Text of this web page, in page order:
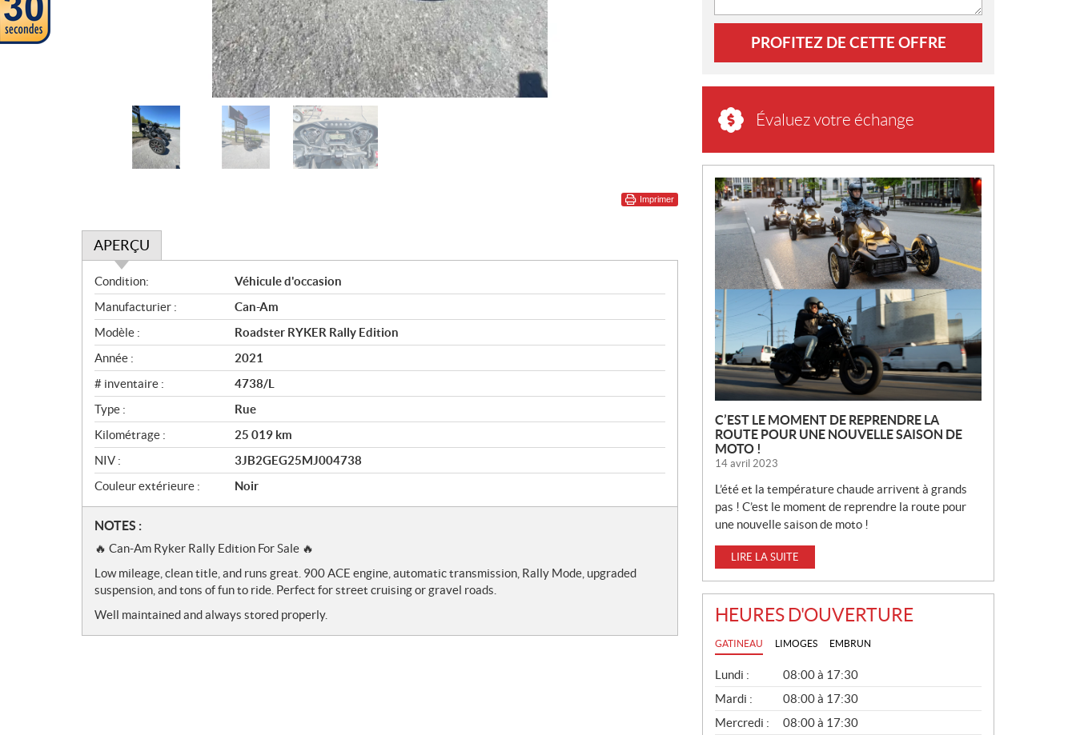
Imprimer
APERÇU
A
p
e
r
ç
u
Condition:
Véhicule d'occasion
Manufacturier :
Can-Am
Modèle :
Roadster RYKER Rally Edition
Année :
2021
# inventaire :
4738/L
Type :
Rue
Kilométrage :
25 019 km
NIV :
3JB2GEG25MJ004738
Couleur extérieure :
Noir
N
o
e
s
NOTES :
🔥 Can-Am Ryker Rally Edition For Sale 🔥
Low mileage, clean title, and runs great. 900 ACE engine, automatic transmission, Rally Mode, upgraded
suspension, and tons of fun to ride. Perfect for street cruising or gravel roads.
Well maintained and always stored properly.
PROFITEZ DE CETTE OFFRE
Évaluez votre échange
N
O
U
V
L
L
E
S
C’EST LE MOMENT DE REPRENDRE LA
ROUTE POUR UNE NOUVELLE SAISON DE
MOTO !
14 avril 2023
L’été et la température chaude arrivent à grands
pas ! C’est le moment de reprendre la route pour
une nouvelle saison de moto !
LIRE LA SUITE
HEURES D'OUVERTURE
GATINEAU LIMOGES EMBRUN
G
É
N
É
R
Lundi :
08:00 à 17:30
Mardi :
08:00 à 17:30
Mercredi :
08:00 à 17:30